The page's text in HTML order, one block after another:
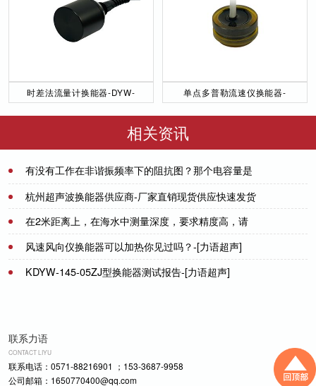
时差法流量计换能器-DYW-
单点多普勒流速仪换能器-
相关资讯
有没有工作在非谐振频率下的阻抗图？那个电容量是
在1kHz时的情况，那其他频率下是差不多么
2021-07-20
杭州超声波换能器供应商-厂家直销现货供应快速发货
在2米距离上，在海水中测量深度，要求精度高，请
问能够做到多少精度？-[力语超声]
风速风向仪换能器可以加热你见过吗？-[力语超声]
KDYW-145-05ZJ型换能器测试报告-[力语超声]
联系力语
CONTACT LIYU
联系电话：0571-88216901 ；153-3687-9958
公司邮箱：1650770400@qq.com